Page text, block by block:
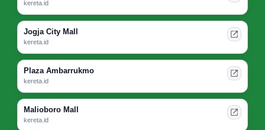
kereta.id
Jogja City Mall
kereta.id
Plaza Ambarrukmo
kereta.id
Malioboro Mall
kereta.id